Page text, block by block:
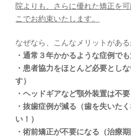
院よりも、さらに優れた矯正を
こでお約束いたします。
なぜなら、こんなメリットがあ
・通常３年かかるような症例で
・患者協力をほとんど必要とし
す）
・ヘッドギアなど顎外装置は不
・抜歯症例が減る（歯を失いた
い！）
・術前矯正が不要になる（治療